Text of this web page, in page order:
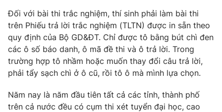
VTV9 VTV8
Liên hệ tòa soạn English
THỜI BÁO VTV
Đối với bài thi trắc nghiệm, thí sinh phải làm bài thi
trên Phiếu trả lời trắc nghiệm (TLTN) được in sẵn theo
quy định của Bộ GD&ĐT. Chỉ được tô bằng bút chì đen
các ô số báo danh, ô mã đề thi và ô trả lời. Trong
trường hợp tô nhầm hoặc muốn thay đổi câu trả lời,
phải tẩy sạch chì ở ô cũ, rồi tô ô mà mình lựa chọn.
Năm nay là năm đầu tiên tất cả các tỉnh, thành phố
trên cả nước đều có cụm thi xét tuyển đại học, cao